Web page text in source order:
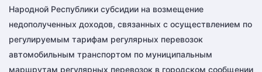
Народной Республики субсидии на возмещение
недополученных доходов, связанных с осуществлением по
регулируемым тарифам регулярных перевозок
автомобильным транспортом по муниципальным
маршрутам регулярных перевозок в городском сообщении